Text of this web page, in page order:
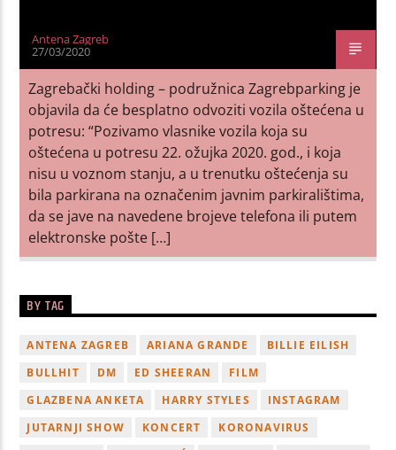
Antena Zagreb
27/03/2020
Zagrebački holding – podružnica Zagrebparking je
objavila da će besplatno odvoziti vozila oštećena u
potresu: “Pozivamo vlasnike vozila koja su
oštećena u potresu 22. ožujka 2020. god., i koja
nisu u voznom stanju, a u trenutku oštećenja su
bila parkirana na označenim javnim parkiralištima,
da se jave na navedene brojeve telefona ili putem
elektronske pošte […]
BY TAG
ANTENA ZAGREB ARIANA GRANDE
BILLIE EILISH
BULLHIT
DM ED SHEERAN
FILM
GLAZBENA ANKETA
HARRY STYLES
INSTAGRAM
JUTARNJI SHOW
KONCERT
KORONAVIRUS